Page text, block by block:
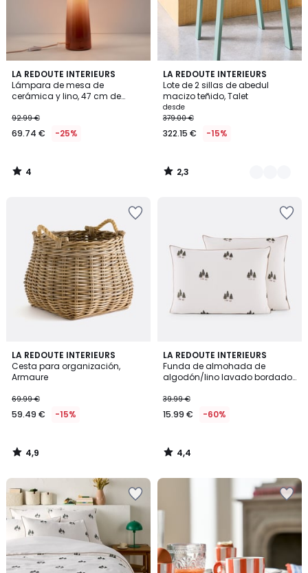
LA REDOUTE INTERIEURS
Lámpara de mesa de
cerámica y lino, 47 cm de
92.99 €
69.74 € -25%
4
/
5
4
/
LA REDOUTE INTERIEURS
Lote de 2 sillas de abedul
macizo teñido, Talet
desde
379.00 €
322.15 € -15%
2,3
/ 5
2
Colores
2,3
/
LA REDOUTE INTERIEURS
Cesta para organización,
Armaure
69.99 €
59.49 € -15%
4,9
/ 5
4,9
/
LA REDOUTE INTERIEURS
Funda de almohada de
algodón/lino lavado bordado,
39.99 €
15.99 € -60%
4,4
/ 5
4,4
/